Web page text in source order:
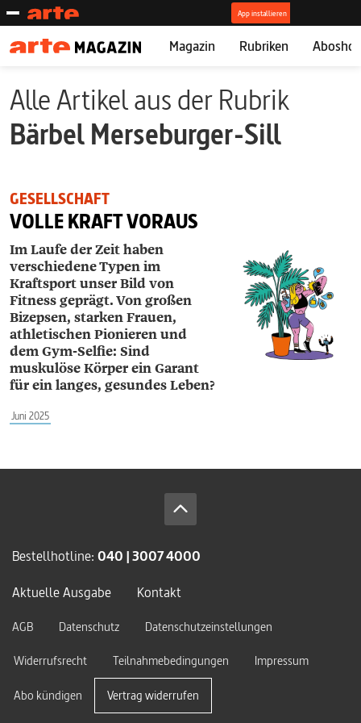
Magazin Rubriken
Alle Artikel aus der Rubrik
Bärbel ­Merseburger-Sill
GESELLSCHAFT
VOLLE KRAFT VORAUS
Im Laufe der Zeit haben
verschiedene Typen im
Kraftsport unser Bild von
Fitness geprägt. Von großen
Bizepsen, starken Frauen,
athletischen Pionieren und
dem Gym-Selfie: Sind
muskulöse Körper ein Garant
für ein langes, gesundes Leben?
Juni 2025
Bestellhotline: 040 | 3007 4000
Aktuelle Ausgabe
Kontakt
AGB Datenschutz
Datenschutzeinstellungen
Widerrufsrecht
Teilnahmebedingungen Impressum
Abo kündigen Vertrag widerrufen